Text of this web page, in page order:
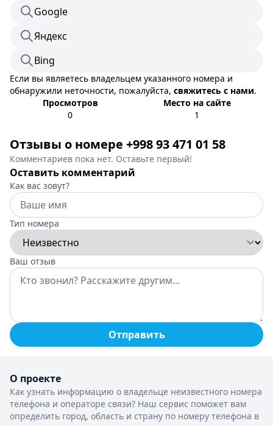
Google
Яндекс
Bing
Если вы являетесь владельцем указанного номера и
обнаружили неточности, пожалуйста, свяжитесь с нами.
Просмотров
0
Место на сайте
1
Отзывы о номере +998 93 471 01 58
Комментариев пока нет. Оставьте первый!
Оставить комментарий
Как вас зовут?
Тип номера
Ваш отзыв
Отправить
О проекте
Как узнать информацию о владельце неизвестного номера
телефона и операторе связи? Наш сервис поможет вам
определить город, область и страну по номеру телефона в